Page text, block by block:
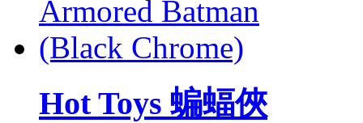
Hot Toys 蝙蝠俠